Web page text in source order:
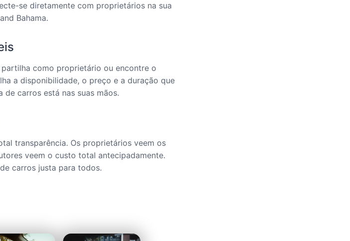
se diretamente com proprietários na sua
Bahama.
como proprietário ou encontre o
a disponibilidade, o preço e a duração que
carros está nas suas mãos.
transparência. Os proprietários veem os
veem o custo total antecipadamente.
carros justa para todos.